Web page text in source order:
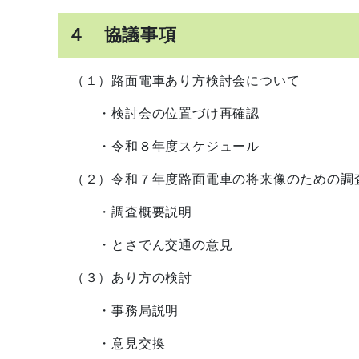
４ 協議事項
（１）路面電車あり方検討会について
・検討会の位置づけ再確認
・令和８年度スケジュール
（２）令和７年度路面電車の将来像のための調
・調査概要説明
・とさでん交通の意見
（３）あり方の検討
・事務局説明
・意見交換